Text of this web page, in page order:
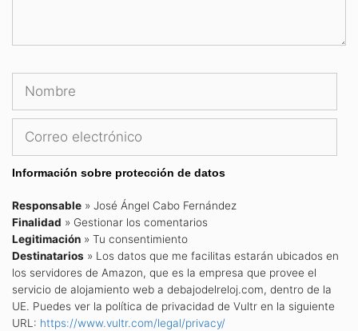
Nombre
Información sobre protección de datos
Responsable » José Ángel Cabo Fernández
Finalidad » Gestionar los comentarios
Legitimación » Tu consentimiento
Destinatarios » Los datos que me facilitas estarán ubicados en
los servidores de Amazon, que es la empresa que provee el
servicio de alojamiento web a debajodelreloj.com, dentro de la
UE. Puedes ver la política de privacidad de Vultr en la siguiente
URL: https://www.vultr.com/legal/privacy/